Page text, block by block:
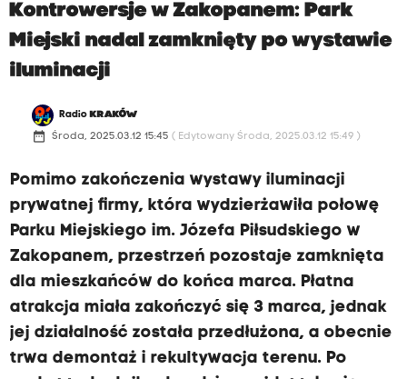
Kontrowersje w Zakopanem: Park
Miejski nadal zamknięty po wystawie
iluminacji
Radio KRAKÓW
date_range Środa, 2025.03.12 15:45 ( Edytowany Środa, 2025.03.12 15:49 )
Pomimo zakończenia wystawy iluminacji
prywatnej firmy, która wydzierżawiła połowę
Parku Miejskiego im. Józefa Piłsudskiego w
Zakopanem, przestrzeń pozostaje zamknięta
dla mieszkańców do końca marca. Płatna
atrakcja miała zakończyć się 3 marca, jednak
jej działalność została przedłużona, a obecnie
trwa demontaż i rekultywacja terenu. Po